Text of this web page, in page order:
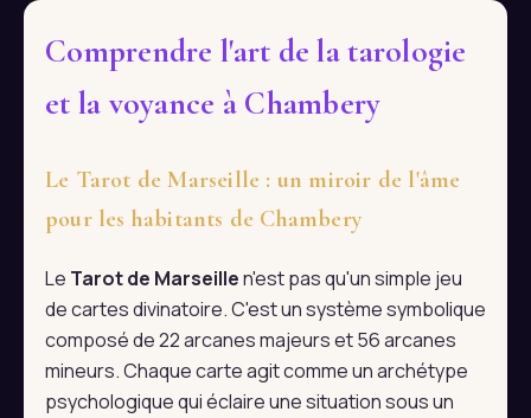
Comprendre l'art de la tarologie
et la voyance à Chambery
Le Tarot de Marseille : un miroir de l'âme
pour les habitants de Chambery
Le Tarot de Marseillen'est pas qu'un simple jeu
de cartes divinatoire. C'est un système symbolique
composé de 22 arcanes majeurs et 56 arcanes
mineurs. Chaque carte agit comme un archétype
psychologique qui éclaire une situation sous un